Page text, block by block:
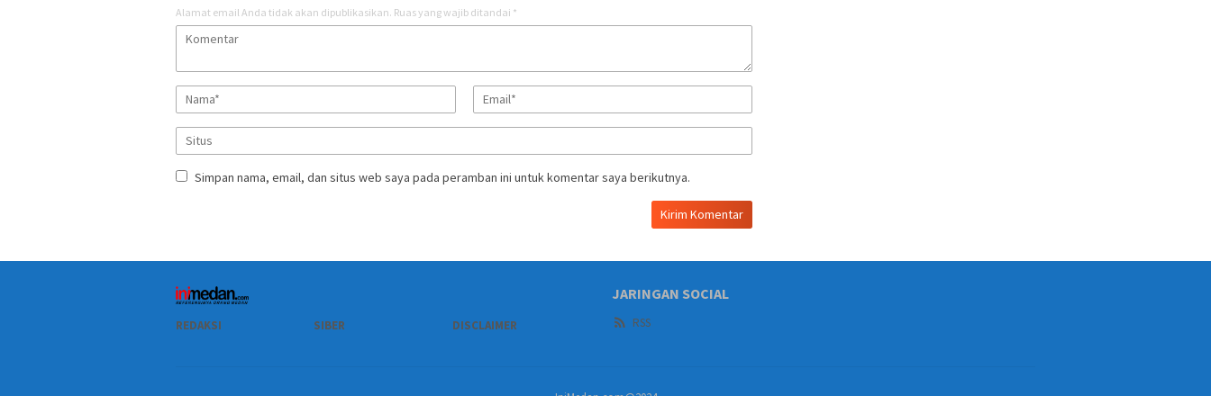
Alamat email Anda tidak akan dipublikasikan. Ruas yang wajib ditandai *
Simpan nama, email, dan situs web saya pada peramban ini untuk komentar saya berikutnya.
REDAKSI SIBER DISCLAIMER
JARINGAN SOCIAL
RSS